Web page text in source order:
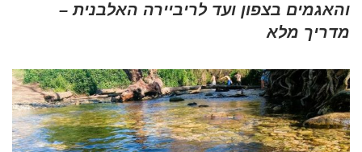
והאגמים בצפון ועד לריביירה האלבנית –
מדריך מלא